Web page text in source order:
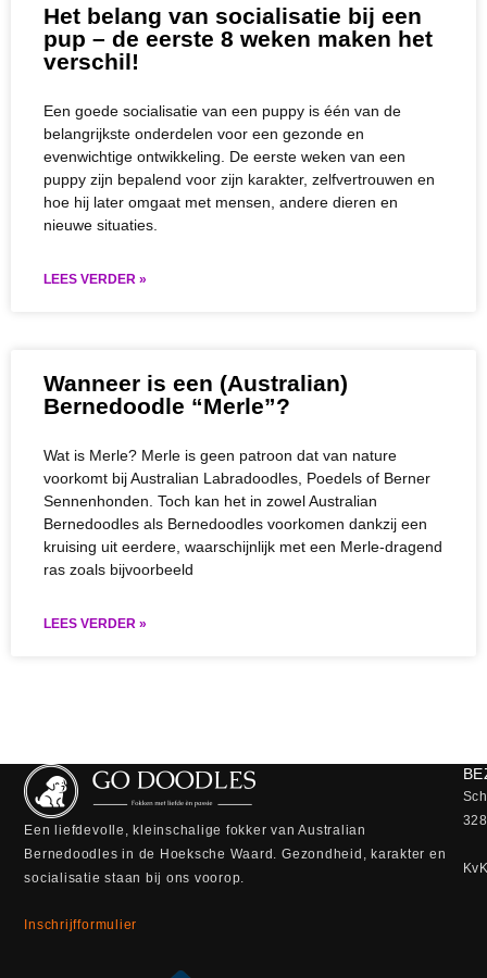
Het belang van socialisatie bij een
pup – de eerste 8 weken maken het
verschil!
Een goede socialisatie van een puppy is één van de
belangrijkste onderdelen voor een gezonde en
evenwichtige ontwikkeling. De eerste weken van een
puppy zijn bepalend voor zijn karakter, zelfvertrouwen en
hoe hij later omgaat met mensen, andere dieren en
nieuwe situaties.
LEES VERDER »
Wanneer is een (Australian)
Bernedoodle “Merle”?
Wat is Merle? Merle is geen patroon dat van nature
voorkomt bij Australian Labradoodles, Poedels of Berner
Sennenhonden. Toch kan het in zowel Australian
Bernedoodles als Bernedoodles voorkomen dankzij een
kruising uit eerdere, waarschijnlijk met een Merle-dragend
ras zoals bijvoorbeeld
LEES VERDER »
Een liefdevolle, kleinschalige fokker van Australian
Bernedoodles in de Hoeksche Waard. Gezondheid, karakter en
socialisatie staan bij ons voorop.
Inschrijfformulier